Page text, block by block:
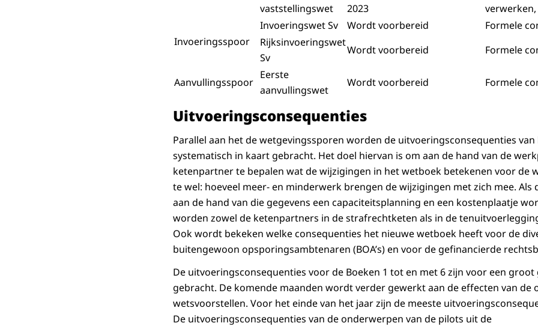
vaststellingswet
2023
verwerken,
Invoeringsspoor
Invoeringswet Sv Wordt voorbereid
Formele
Rijksinvoeringswet
Sv
Wordt voorbereid Formele
Aanvullingsspoor
Eerste
aanvullingswet
Wordt voorbereid Formele
Uitvoeringsconsequenties
Parallel aan het de wetgevingssporen worden de uitvoeringsconsequenties
systematisch in kaart gebracht. Het doel hiervan is om aan de hand van de
ketenpartner te bepalen wat de wijzigingen in het wetboek betekenen voor de
te wel: hoeveel meer- en minderwerk brengen de wijzigingen met zich mee. Als
aan de hand van die gegevens een capaciteitsplanning en een kostenplaatje
worden zowel de ketenpartners in de strafrechtketen als in de
Ook wordt bekeken welke consequenties het nieuwe wetboek heeft voor de
buitengewoon opsporingsambtenaren (BOA’s) en voor de gefinancierde
De uitvoeringsconsequenties voor de Boeken 1 tot en met 6 zijn voor een
gebracht. De komende maanden wordt verder gewerkt aan de effecten van de
wetsvoorstellen. Voor het einde van het jaar zijn de meeste
De uitvoeringsconsequenties van de onderwerpen van de pilots uit de